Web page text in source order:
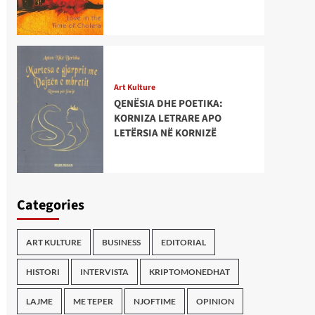
Art Kulture
QENËSIA DHE POETIKA:
KORNIZA LETRARE APO
LETËRSIA NË KORNIZË
Categories
ART KULTURE BUSINESS EDITORIAL
HISTORI INTERVISTA KRIPTOMONEDHAT
LAJME ME TEPER NJOFTIME OPINION